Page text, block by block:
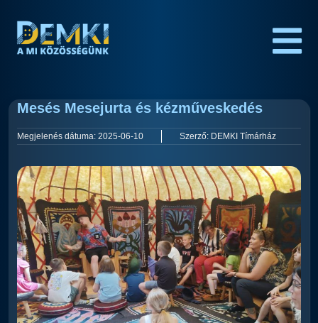
Mesés Mesejurta és kézműveskedés
Megjelenés dátuma: 2025-06-10 Szerző: DEMKI Tímárház